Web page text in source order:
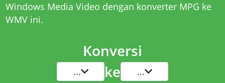
Windows Media Video dengan konverter MPG ke
WMVini.
Konversi
... ke ...